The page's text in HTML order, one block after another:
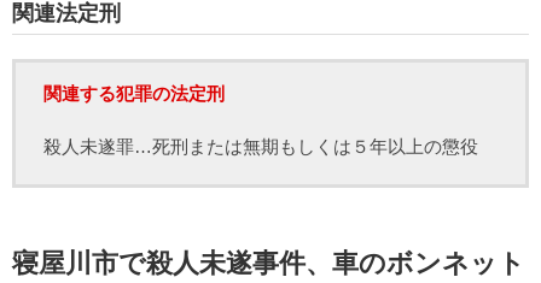
関連法定刑
関連する犯罪の法定刑
殺人未遂罪…死刑または無期もしくは５年以上の懲役
寝屋川市で殺人未遂事件、車のボンネット